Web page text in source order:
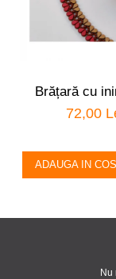
Brățară cu
72,00
ADAUGA IN COS
Nu